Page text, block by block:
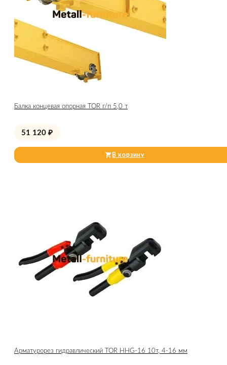
Балка концевая опорная TOR г/п 5,0 т
51 120 ₽
В корзину
Арматурорез гидравлический TOR HHG-16 10т, 4-16 мм